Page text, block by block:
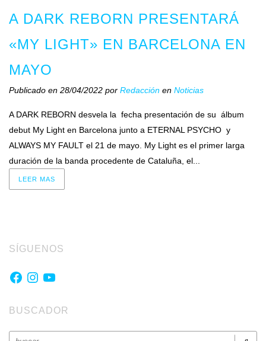
A DARK REBORN PRESENTARÁ
«MY LIGHT» EN BARCELONA EN
MAYO
Publicado en 28/04/2022 por Redacción en Noticias
A DARK REBORN desvela la fecha presentación de su álbum
debut My Light en Barcelona junto a ETERNAL PSYCHO y
ALWAYS MY FAULT el 21 de mayo. My Light es el primer larga
duración de la banda procedente de Cataluña, el...
LEER MAS
SÍGUENOS
Facebook
Instagram
YouTube
BUSCADOR